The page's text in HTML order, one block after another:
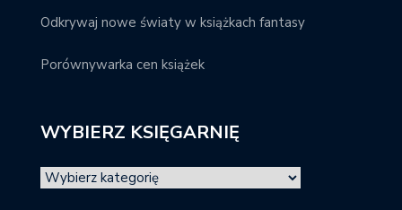
Odkrywaj nowe światy w książkach fantasy
Porównywarka cen książek
WYBIERZ KSIĘGARNIĘ